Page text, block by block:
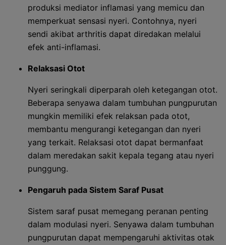
produksi mediator inflamasi yang memicu dan
memperkuat sensasi nyeri. Contohnya, nyeri
sendi akibat arthritis dapat diredakan melalui
efek anti-inflamasi.
Relaksasi Otot
Nyeri seringkali diperparah oleh ketegangan otot.
Beberapa senyawa dalam tumbuhan pungpurutan
mungkin memiliki efek relaksan pada otot,
membantu mengurangi ketegangan dan nyeri
yang terkait. Relaksasi otot dapat bermanfaat
dalam meredakan sakit kepala tegang atau nyeri
punggung.
Pengaruh pada Sistem Saraf Pusat
Sistem saraf pusat memegang peranan penting
dalam modulasi nyeri. Senyawa dalam tumbuhan
pungpurutan dapat mempengaruhi aktivitas otak